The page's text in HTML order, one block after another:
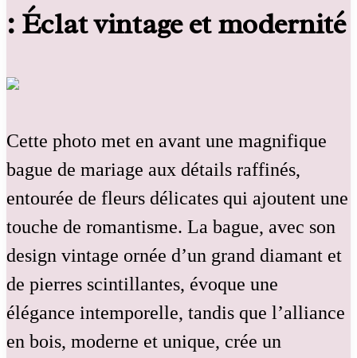
: Éclat vintage et modernité
Cette photo met en avant une magnifique
bague de mariage aux détails raffinés,
entourée de fleurs délicates qui ajoutent une
touche de romantisme. La bague, avec son
design vintage ornée d’un grand diamant et
de pierres scintillantes, évoque une
élégance intemporelle, tandis que l’alliance
en bois, moderne et unique, crée un